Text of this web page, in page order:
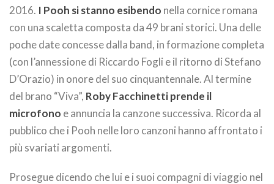
2016. I Pooh si stanno esibendo nella cornice romana
con una scaletta composta da 49 brani storici. Una delle
poche date concesse dalla band, in formazione completa
(con l’annessione di Riccardo Fogli e il ritorno di Stefano
D’Orazio) in onore del suo cinquantennale. Al termine
del brano “Viva”, Roby Facchinetti prende il
microfono e annuncia la canzone successiva. Ricorda al
pubblico che i Pooh nelle loro canzoni hanno affrontato i
più svariati argomenti.
Prosegue dicendo che lui e i suoi compagni di viaggio nel